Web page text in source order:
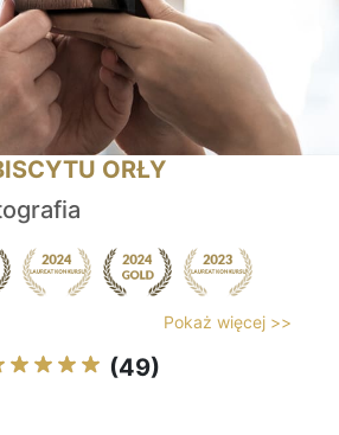
ORŁY
Pokaż więcej >>
(49)